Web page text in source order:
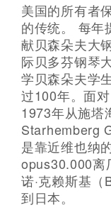
美国的所有者
的传统。 每年
献贝森朵夫大
际贝多芬钢琴
学贝森朵夫学
过100年。面
1973年从施塔
Starhemberg
是靠近维也纳
opus30.000离
诺·克赖斯基
到日本。